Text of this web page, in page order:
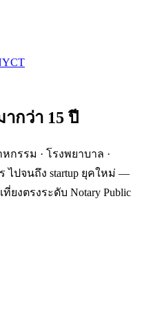
ากว่า 15 ปี
กรรม · โรงพยาบาล ·
ไปจนถึง startup ยุคใหม่ —
ยงตรงระดับ Notary Public